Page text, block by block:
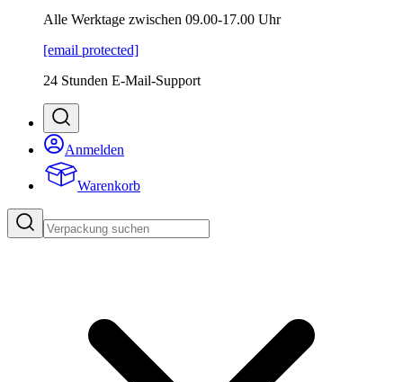
Alle Werktage zwischen 09.00-17.00 Uhr
[email protected]
24 Stunden E-Mail-Support
Anmelden
Warenkorb